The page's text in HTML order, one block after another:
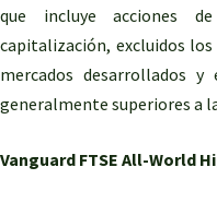
que incluye acciones
capitalización, excluidos
mercados desarrollados y
generalmente superiores a
Vanguard FTSE All-World